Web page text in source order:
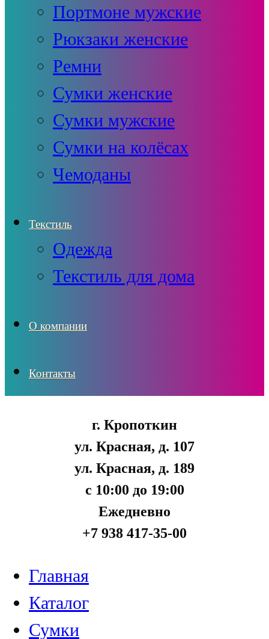
Портмоне мужские
Рюкзаки женские
Ремни
Сумки женские
Сумки мужские
Сумки на колёсах
Чемоданы
Текстиль
Одежда
Текстиль для дома
О компании
Контакты
г. Кропоткин
ул. Красная, д. 107
ул. Красная, д. 189
с 10:00 до 19:00
Ежедневно
+7 938 417-35-00
Главная
Каталог
Сумки